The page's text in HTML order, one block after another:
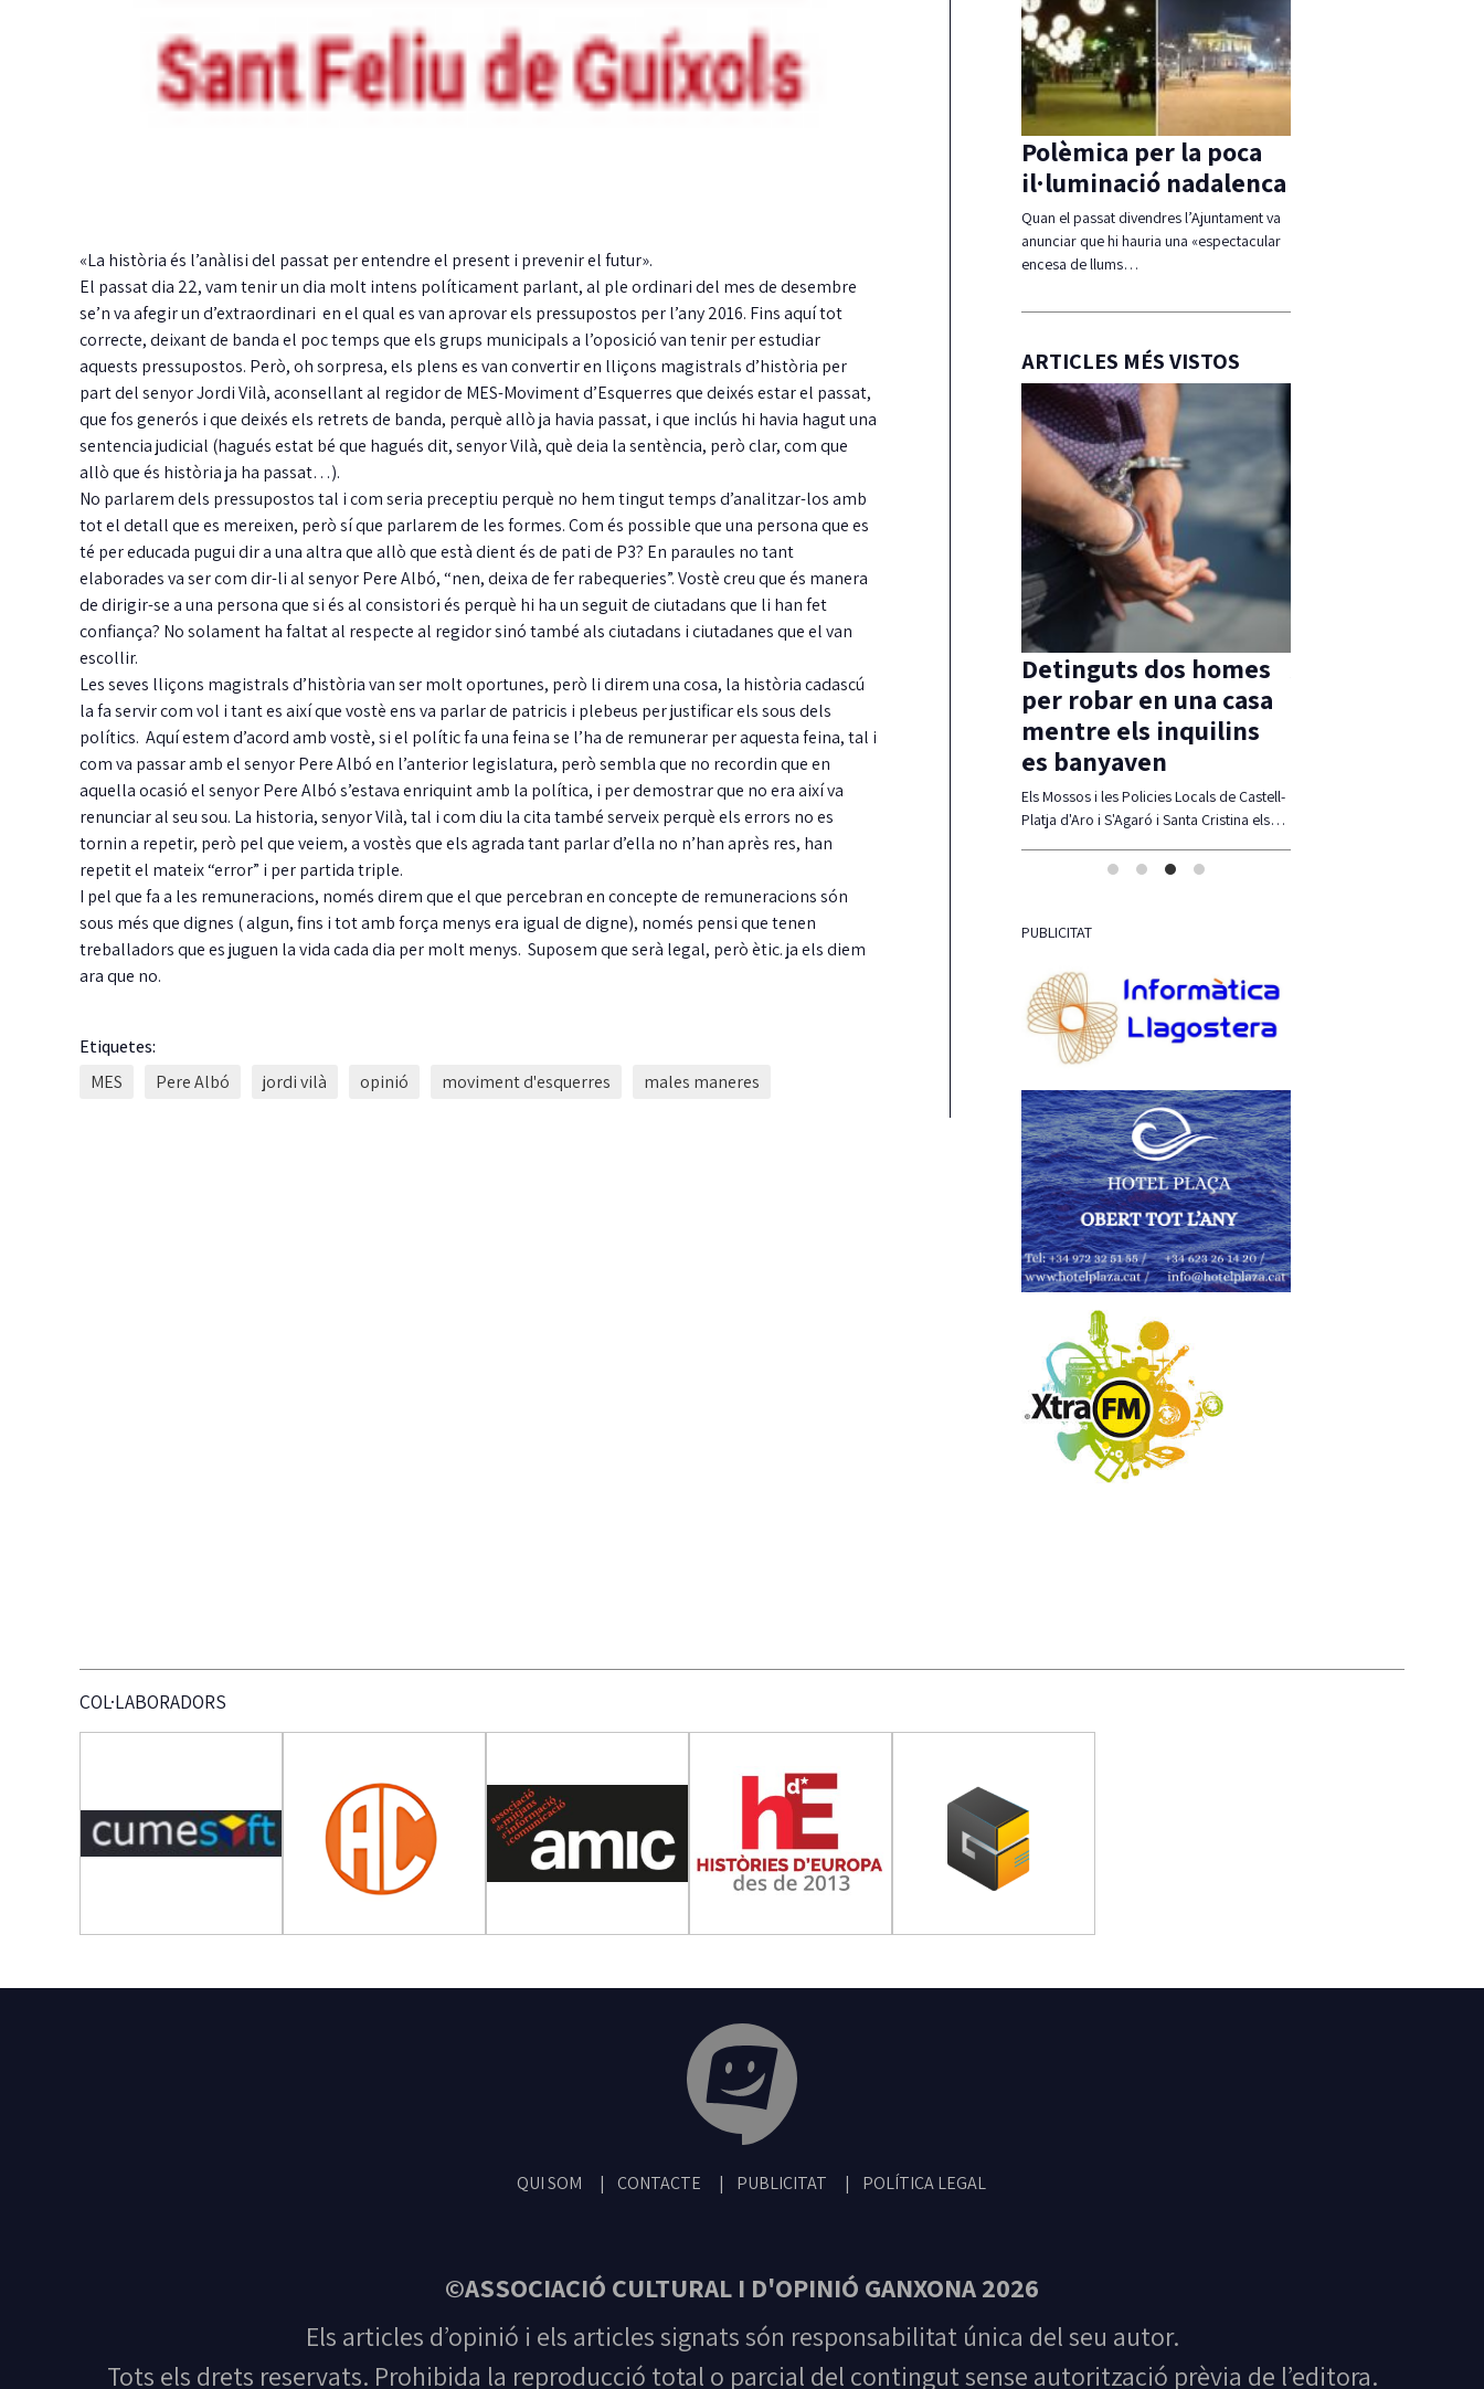
«La història és l’anàlisi del passat per entendre el present i prevenir el futur».
El passat dia 22, vam tenir un dia molt intens políticament parlant, al ple ordinari del mes de desembre
se’n va afegir un d’extraordinari en el qual es van aprovar els pressupostos per l’any 2016. Fins aquí tot
correcte, deixant de banda el poc temps que els grups municipals a l’oposició van tenir per estudiar
aquests pressupostos. Però, oh sorpresa, els plens es van convertir en lliçons magistrals d’història per
part del senyor Jordi Vilà, aconsellant al regidor de MES-Moviment d’Esquerres que deixés estar el passat,
que fos generós i que deixés els retrets de banda, perquè allò ja havia passat, i que inclús hi havia hagut una
sentencia judicial (hagués estat bé que hagués dit, senyor Vilà, què deia la sentència, però clar, com que
allò que és història ja ha passat…).
No parlarem dels pressupostos tal i com seria preceptiu perquè no hem tingut temps d’analitzar-los amb
tot el detall que es mereixen, però sí que parlarem de les formes. Com és possible que una persona que es
té per educada pugui dir a una altra que allò que està dient és de pati de P3? En paraules no tant
elaborades va ser com dir-li al senyor Pere Albó, “nen, deixa de fer rabequeries”. Vostè creu que és manera
de dirigir-se a una persona que si és al consistori és perquè hi ha un seguit de ciutadans que li han fet
confiança? No solament ha faltat al respecte al regidor sinó també als ciutadans i ciutadanes que el van
escollir.
Les seves lliçons magistrals d’història van ser molt oportunes, però li direm una cosa, la història cadascú
la fa servir com vol i tant es així que vostè ens va parlar de patricis i plebeus per justificar els sous dels
polítics. Aquí estem d’acord amb vostè, si el polític fa una feina se l’ha de remunerar per aquesta feina, tal i
com va passar amb el senyor Pere Albó en l’anterior legislatura, però sembla que no recordin que en
aquella ocasió el senyor Pere Albó s’estava enriquint amb la política, i per demostrar que no era així va
renunciar al seu sou. La historia, senyor Vilà, tal i com diu la cita també serveix perquè els errors no es
tornin a repetir, però pel que veiem, a vostès que els agrada tant parlar d’ella no n’han après res, han
repetit el mateix “error” i per partida triple.
I pel que fa a les remuneracions, només direm que el que percebran en concepte de remuneracions són
sous més que dignes ( algun, fins i tot amb força menys era igual de digne), només pensi que tenen
treballadors que es juguen la vida cada dia per molt menys. Suposem que serà legal, però ètic. ja els diem
ara que no.
Etiquetes:
MES
Pere Albó jordi vilà opinió moviment d'esquerres males maneres
Polèmica per la poca
il·luminació nadalenca
Quan el passat divendres l’Ajuntament va
anunciar que hi hauria una «espectacular
encesa de llums…
ARTICLES MÉS VISTOS
La Taula de
coordinació local pel
dret a l’habitatge ja té
reglament aprovat
Guíxols des del Carrer aplaudeix que, per
fi, la Taula sigui una realitat i insta…
Carrión reclama més
fermesa amb els
incompliments del
contracte de neteja
Junts ha reclamat al Ple una actuació molt
més contundent del govern pels reiterats
incompliments…
Detinguts dos homes
per robar en una casa
mentre els inquilins
es banyaven
Els Mossos i les Policies Locals de Castell-
Platja d'Aro i S'Agaró i Santa Cristina els…
PUBLICITAT
COL·LABORADORS
QUI SOM CONTACTE PUBLICITAT POLÍTICA LEGAL
©ASSOCIACIÓ CULTURAL I D'OPINIÓ GANXONA 2026
Els articles d’opinió i els articles signats són responsabilitat única del seu autor.
Tots els drets reservats. Prohibida la reproducció total o parcial del contingut sense autorització prèvia de l’editora.